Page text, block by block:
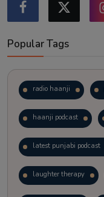
Popular Tags
radio haanji
haanji podcast
latest punjabi podcast
laughter therapy